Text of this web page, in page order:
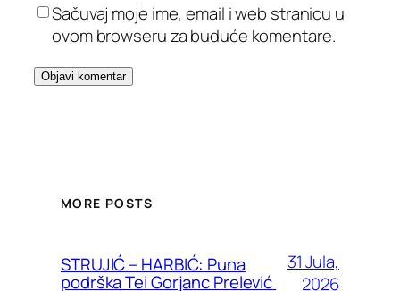
Sačuvaj moje ime, email i web stranicu u
ovom browseru za buduće komentare.
MORE POSTS
STRUJIĆ – HARBIĆ: Puna
podrška Tei Gorjanc Prelević
31 Jula,
2026